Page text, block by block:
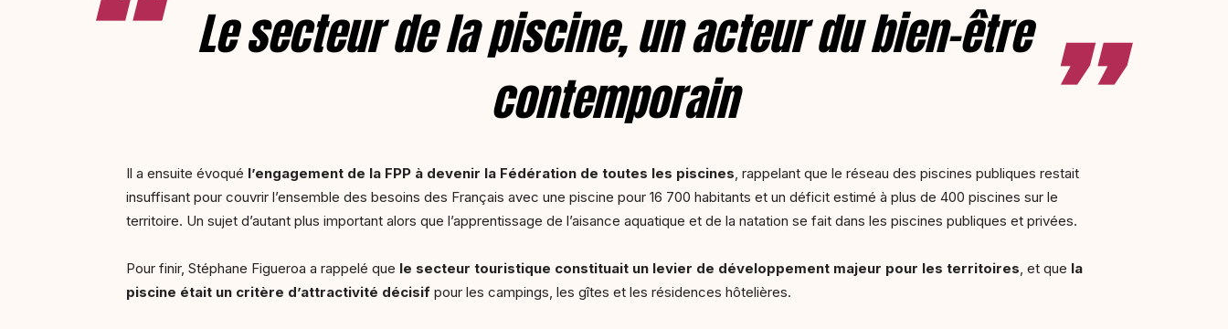
Le secteur de la piscine, un acteur du bien-être
contemporain
Il a ensuite évoqué l’engagement de la FPP à devenir la Fédération de toutes les piscines, rappelant que le réseau des piscines publiques restait
insuffisant pour couvrir l’ensemble des besoins des Français avec une piscine pour 16 700 habitants et un déficit estimé à plus de 400 piscines sur le
territoire. Un sujet d’autant plus important alors que l’apprentissage de l’aisance aquatique et de la natation se fait dans les piscines publiques et privées.
Pour finir, Stéphane Figueroa a rappelé que le secteur touristique constituait un levier de développement majeur pour les territoires, et que la
piscine était un critère d’attractivité décisif pour les campings, les gîtes et les résidences hôtelières.